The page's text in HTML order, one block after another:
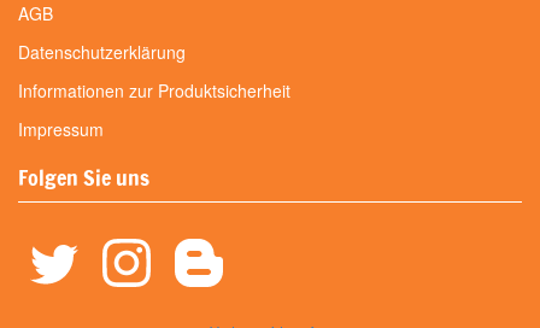
AGB
Datenschutzerklärung
Informationen zur Produktsicherheit
Impressum
Folgen Sie uns